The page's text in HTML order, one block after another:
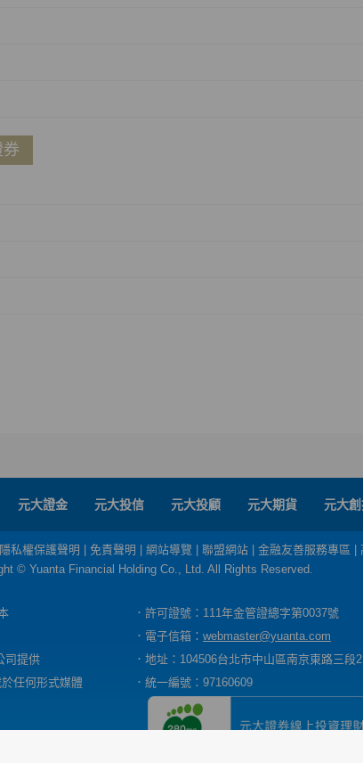
元大證金 元大投信 元大投顧 元大期貨 元大
隱私權保護聲明 免責聲明 網站導覽 聯盟網站 金融友善服務專區
© Yuanta Financial Holding Co., Ltd. All Rights Reserved.
．許可證號：111年金管證總字第0037號
．電子信箱： webmaster@yuanta.com
司提供
．地址：104506台北市中山區南京東路三段
任何形式媒體
．統一編號：97160609